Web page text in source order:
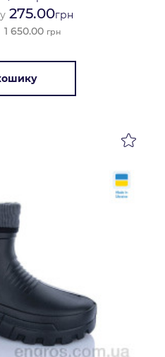
275.00грн
1 650.00 грн